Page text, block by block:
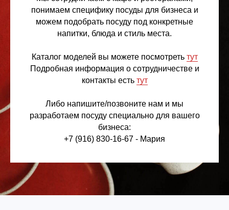
понимаем специфику посуды для бизнеса и
можем подобрать посуду под конкретные
напитки, блюда и стиль места.
Каталог моделей вы можете посмотреть тут
Подробная информация о сотрудничестве и
контакты есть тут
Либо напишите/позвоните нам и мы
разработаем посуду специально для вашего
бизнеса:
+7 (916) 830-16-67 - Мария